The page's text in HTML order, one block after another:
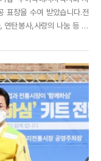
표창을 수여 받았습니다.전
연탄봉사,사랑의 나눔 등 지
보내주시길 바랍니다^^두